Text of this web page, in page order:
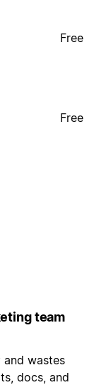
Free
Free
team
wastes
docs, and